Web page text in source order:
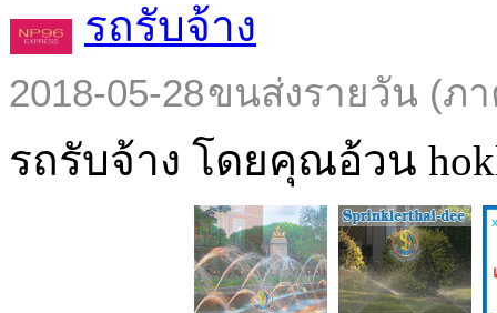
รถรับจ้าง
2018-05-28ขนส่งรายวัน (ภ
รถรับจ้าง โดยคุณอ้วน